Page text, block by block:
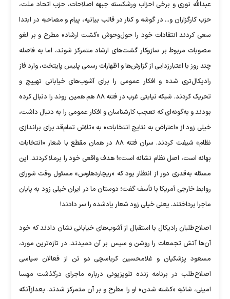
عبدالله نوری و برخی احزاب ورشکسته جبهه اصلاحات، حزب اتحاد ملت،
حزب کارگزاران و... در گوشه و کنار در قالب بیانیه، پیام و مصاحبه در ابتدا
سعی کردند انتقادات خود را حول‌وحوش «گشت ارشاد» مطرح و بر لغو
مصوبات مربوط بر سازوکار گشت‌های ارشاد متمرکز شوند، اما به فاصله
چند روز با اعتبارزدایی از گزارش‌ها و اظهارات رسمی پلیس پایتخت، وارد فاز
رادیکال‌تری شده و افکار عمومی را برای آشوب‌های خیابانی تهییج و
تحریک کردند. شبکه نیابتی غرب در فتنه ۸۸ هم همین روند را دنبال کرده
بودند و به‌گونه‌ای که تعجب کارشناسان و افکار عمومی را به دنبال داشت،
خیلی زود از «اعتراض به نتایج انتخابات» به «تلاش تمام‌قد برای براندازی
نظام» شیفت کردند. سران فتنه ۸۸ در همان مقطع با شعار «انتخابات
بهانه است، اصل نظام نشانه است»! هدف واقعی خود را برملا کردند. این
مسئله به‌قدری دور از انتظار بود که «ریچارد‌هاوس» مسئول وقت شورای
روابط خارجی آمریکا با تأسف گفت؛ دوستان ما در ایران خیلی زود به پایان
ماجرا پرداختند. یعنی خیلی زود شعار یادشده را سر دادند!
اصلاح‌طلبان رادیکال با استقبال از آشوب‌های خیابانی نشان دادند که خود
آن‌ها آتش تجمعات را روشن و سپس بر آن دمیدند. در تازه‌ترین مورد،
مسعود پزشکیان و غلامحسین کرباسچی دو تن از فعالان سیاسی
اصلاح‌طلب در برنامه زنده تلویزیونی درباره ماجرای درگذشت مهسا
امینی، شائبه «کشته شدن» او را مطرح و بر آن متمرکز شدند. بعدازآنکه